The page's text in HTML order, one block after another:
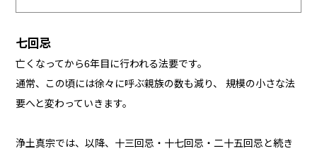
七回忌
亡くなってから6年目に行われる法要です。
通常、この頃には徐々に呼ぶ親族の数も減り、 規模の小さな法
要へと変わっていきます。
浄土真宗では、以降、十三回忌・十七回忌・二十五回忌と続き